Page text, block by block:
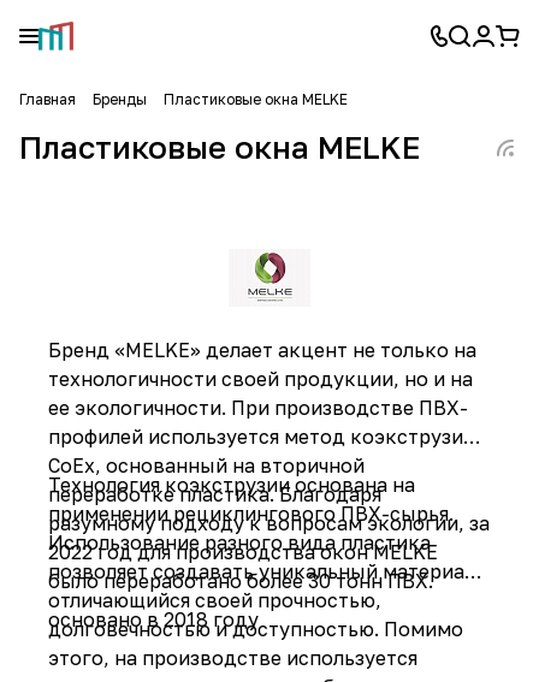
Главная Бренды Пластиковые окна MELKE
Пластиковые окна MELKE
Бренд «MELKE» делает акцент не только на
технологичности своей продукции, но и на
ее экологичности. При производстве ПВХ-
профилей используется метод коэкструзии
CoEx, основанный на вторичной
переработке пластика. Благодаря
разумному подходу к вопросам экологии, за
2022 год для производства окон MELKE
было переработано более 30 тонн ПВХ.
Технология коэкструзии основана на
применении рециклингового ПВХ-сырья.
Использование разного вида пластика
позволяет создавать уникальный материал,
отличающийся своей прочностью,
долговечностью и доступностью. Помимо
этого, на производстве используется
основано в 2018 году